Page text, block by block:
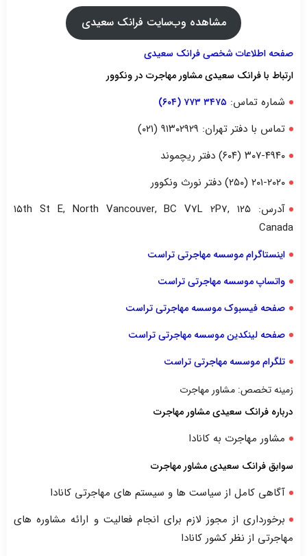
مشاهده وب‌سایت فرانک سعیدی
صفحه اطلاعات شخصی فرانک سعیدی
ارتباط با فرانک سعیدی مشاور مهاجرت در ونکوور
شماره تماس:۳۴۷۵ ۷۷۳ (۶۰۴)
تماس با دفتر تهران: ۹۱۳۰۲۹۲۹ (۰۲۱)
۳۰۷-۴۹۴۰ (۶۰۴) دفتر ریچموند
۲۰۱-۲۰۲۰ (۲۵۰) دفتر نورث ونکوور
آدرس: ۱۲۵ ۱۵th St E, North Vancouver, BC V7L 2P7,
Canada
اینستاگرام موسسه مهاجرتی تراست
واتساپ موسسه مهاجرتی تراست
صفحه فیسبوک موسسه مهاجرتی تراست
صفحه لینکدین موسسه مهاجرتی تراست
تلگرام موسسه مهاجرتی تراست
زمینه تخصص: مشاور مهاجرت
درباره فرانک سعیدی مشاور مهاجرت
مشاور مهاجرت به کانادا
سوابق فرانک سعیدی مشاور مهاجرت
آگاهی کامل از سیاست ها و سیستم های مهاجرتی کانادا
برخورداری از مجوز لازم برای انجام فعالیت و ارائه مشاوره های
مهاجرتی از نظر کشور کانادا